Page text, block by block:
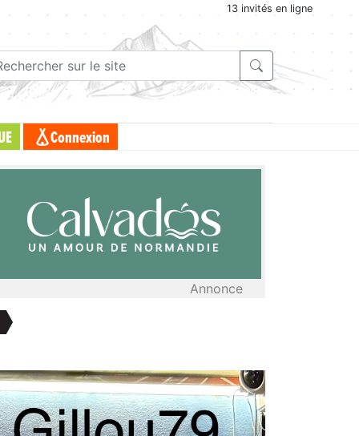
13 invités en ligne
Connexion
Annonce